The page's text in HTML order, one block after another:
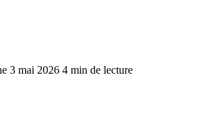
3 mai 2026 4 min de lecture